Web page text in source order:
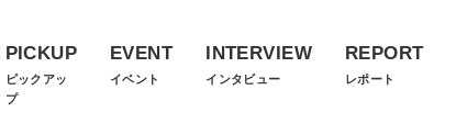
PICKUP
ピックアッ
プ
EVENT
イベント
INTERVIEW
インタビュー
REPORT
レポート